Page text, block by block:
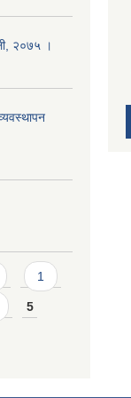
२०७५ ।
1
5